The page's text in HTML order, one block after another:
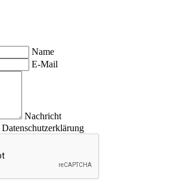
Name
E-Mail
Nachricht